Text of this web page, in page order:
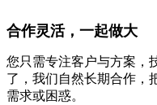
合作灵活，一起做大
您只需专注客户与方案，
了，我们自然长期合作，
需求或困惑。